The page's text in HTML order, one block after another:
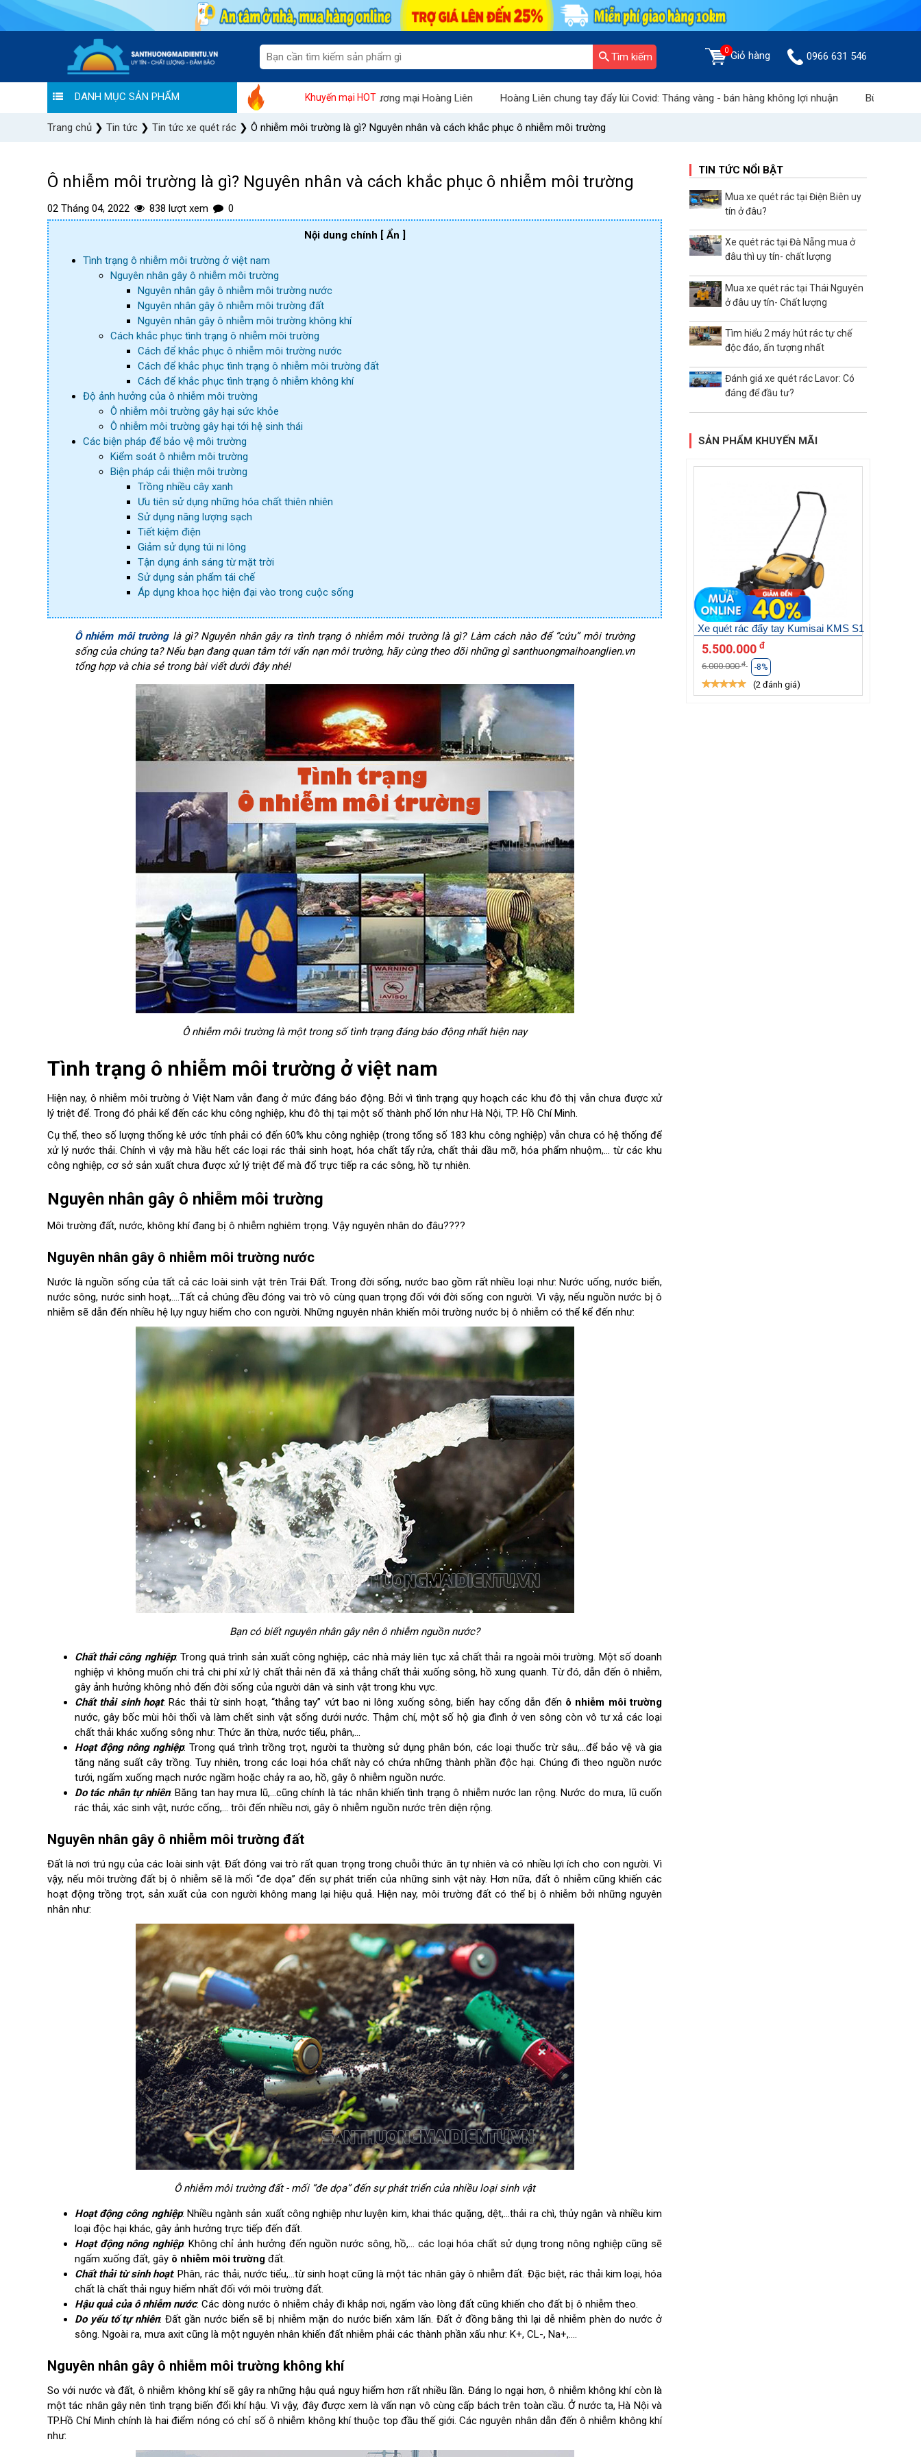
Tìm kiếm 0 Giỏ hàng 0966 631 546
DANH MỤC SẢN PHẨM Khuyến mại HOT
"Sale thương hiệu - Ưu đãi tiền triệu" tại Sàn thương mại Hoàng Liên Hoàng Liên chung tay đẩy lùi Covid: Tháng vàng - bán hàng không lợi nhuận Bùng nổ ưu đãi: "Chào hè
Trang chủ ❯ Tin tức ❯ Tin tức xe quét rác ❯ Ô nhiễm môi trường là gì? Nguyên nhân và cách khắc phục ô nhiễm môi trường
Ô nhiễm môi trường là gì? Nguyên nhân và cách khắc phục ô nhiễm môi trường
02 Tháng 04, 2022 838 lượt xem 0
Nội dung chính [ Ẩn ]
Tình trạng ô nhiễm môi trường ở việt nam
Nguyên nhân gây ô nhiễm môi trường
Nguyên nhân gây ô nhiễm môi trường nước
Nguyên nhân gây ô nhiễm môi trường đất
Nguyên nhân gây ô nhiễm môi trường không khí
Cách khắc phục tình trạng ô nhiễm môi trường
Cách để khắc phục ô nhiễm môi trường nước
Cách để khắc phục tình trạng ô nhiễm môi trường đất
Cách để khắc phục tình trạng ô nhiễm không khí
Độ ảnh hưởng của ô nhiễm môi trường
Ô nhiễm môi trường gây hại sức khỏe
Ô nhiễm môi trường gây hại tới hệ sinh thái
Các biện pháp để bảo vệ môi trường
Kiểm soát ô nhiễm môi trường
Biện pháp cải thiện môi trường
Trồng nhiều cây xanh
Ưu tiên sử dụng những hóa chất thiên nhiên
Sử dụng năng lượng sạch
Tiết kiệm điện
Giảm sử dụng túi ni lông
Tận dụng ánh sáng từ mặt trời
Sử dụng sản phẩm tái chế
Áp dụng khoa học hiện đại vào trong cuộc sống
Ô nhiễm môi trườnglà gì? Nguyên nhân gây ra tình trạng ô nhiễm môi trường là gì? Làm cách nào để “cứu” môi trường
sống của chúng ta? Nếu bạn đang quan tâm tới vấn nạn môi trường, hãy cùng theo dõi những gì santhuongmaihoanglien.vn
tổng hợp và chia sẻ trong bài viết dưới đây nhé!
Ô nhiễm môi trường là một trong số tình trạng đáng báo động nhất hiện nay
Tình trạng ô nhiễm môi trường ở việt nam
Hiện nay, ô nhiễm môi trường ở Việt Nam vẫn đang ở mức đáng báo động. Bởi vì tình trạng quy hoạch các khu đô thị vẫn chưa được xử
lý triệt để. Trong đó phải kể đến các khu công nghiệp, khu đô thị tại một số thành phố lớn như Hà Nội, TP. Hồ Chí Minh.
Cụ thể, theo số lượng thống kê ước tính phải có đến 60% khu công nghiệp (trong tổng số 183 khu công nghiệp) vẫn chưa có hệ thống để
xử lý nước thải. Chính vì vậy mà hầu hết các loại rác thải sinh hoạt, hóa chất tẩy rửa, chất thải dầu mỡ, hóa phẩm nhuộm,… từ các khu
công nghiệp, cơ sở sản xuất chưa được xử lý triệt để mà đổ trực tiếp ra các sông, hồ tự nhiên.
Nguyên nhân gây ô nhiễm môi trường
Môi trường đất, nước, không khí đang bị ô nhiễm nghiêm trọng. Vậy nguyên nhân do đâu????
Nguyên nhân gây ô nhiễm môi trường nước
Nước là nguồn sống của tất cả các loài sinh vật trên Trái Đất. Trong đời sống, nước bao gồm rất nhiều loại như: Nước uống, nước biển,
nước sông, nước sinh hoạt,….Tất cả chúng đều đóng vai trò vô cùng quan trọng đối với đời sống con người. Vì vậy, nếu nguồn nước bị ô
nhiễm sẽ dẫn đến nhiều hệ lụy nguy hiểm cho con người. Những nguyên nhân khiến môi trường nước bị ô nhiễm có thể kể đến như:
Bạn có biết nguyên nhân gây nên ô nhiễm nguồn nước?
Chất thải công nghiệp: Trong quá trình sản xuất công nghiệp, các nhà máy liên tục xả chất thải ra ngoài môi trường. Một số doanh
nghiệp vì không muốn chi trả chi phí xử lý chất thải nên đã xả thẳng chất thải xuống sông, hồ xung quanh. Từ đó, dẫn đến ô nhiễm,
gây ảnh hưởng không nhỏ đến đời sống của người dân và sinh vật trong khu vực.
Chất thải sinh hoạt: Rác thải từ sinh hoạt, “thẳng tay” vứt bao ni lông xuống sông, biển hay cống dẫn đến ô nhiễm môi trường
nước, gây bốc mùi hôi thối và làm chết sinh vật sống dưới nước. Thậm chí, một số hộ gia đình ở ven sông còn vô tư xả các loại
chất thải khác xuống sông như: Thức ăn thừa, nước tiểu, phân,...
Hoạt động nông nghiệp: Trong quá trình trồng trọt, người ta thường sử dụng phân bón, các loại thuốc trừ sâu,…để bảo vệ và gia
tăng năng suất cây trồng. Tuy nhiên, trong các loại hóa chất này có chứa những thành phần độc hại. Chúng đi theo nguồn nước
tưới, ngấm xuống mạch nước ngầm hoặc chảy ra ao, hồ, gây ô nhiễm nguồn nước.
Do tác nhân tự nhiên: Băng tan hay mưa lũ,…cũng chính là tác nhân khiến tình trạng ô nhiễm nước lan rộng. Nước do mưa, lũ cuốn
rác thải, xác sinh vật, nước cống,… trôi đến nhiều nơi, gây ô nhiễm nguồn nước trên diện rộng.
Nguyên nhân gây ô nhiễm môi trường đất
Đất là nơi trú ngụ của các loài sinh vật. Đất đóng vai trò rất quan trọng trong chuỗi thức ăn tự nhiên và có nhiều lợi ích cho con người. Vì
vậy, nếu môi trường đất bị ô nhiễm sẽ là mối “đe dọa” đến sự phát triển của những sinh vật này. Hơn nữa, đất ô nhiễm cũng khiến các
hoạt động trồng trọt, sản xuất của con người không mang lại hiệu quả. Hiện nay, môi trường đất có thể bị ô nhiễm bởi những nguyên
nhân như:
Ô nhiễm môi trường đất - mối “đe dọa” đến sự phát triển của nhiều loại sinh vật
Hoạt động công nghiệp: Nhiều ngành sản xuất công nghiệp như luyện kim, khai thác quặng, dệt,…thải ra chì, thủy ngân và nhiều kim
loại độc hại khác, gây ảnh hưởng trực tiếp đến đất.
Hoạt động nông nghiệp: Không chỉ ảnh hưởng đến nguồn nước sông, hồ,... các loại hóa chất sử dụng trong nông nghiệp cũng sẽ
ngấm xuống đất, gây ô nhiễm môi trường đất.
Chất thải từ sinh hoạt: Phân, rác thải, nước tiểu,…từ sinh hoạt cũng là một tác nhân gây ô nhiễm đất. Đặc biệt, rác thải kim loại, hóa
chất là chất thải nguy hiểm nhất đối với môi trường đất.
Hậu quả của ô nhiễm nước: Các dòng nước ô nhiễm chảy đi khắp nơi, ngấm vào lòng đất cũng khiến cho đất bị ô nhiễm theo.
Do yếu tố tự nhiên: Đất gần nước biển sẽ bị nhiễm mặn do nước biển xâm lấn. Đất ở đồng bằng thì lại dễ nhiễm phèn do nước ở
sông. Ngoài ra, mưa axit cũng là một nguyên nhân khiến đất nhiễm phải các thành phần xấu như: K+, CL-, Na+,….
Nguyên nhân gây ô nhiễm môi trường không khí
So với nước và đất, ô nhiễm không khí sẽ gây ra những hậu quả nguy hiểm hơn rất nhiều lần. Đáng lo ngại hơn, ô nhiễm không khí còn là
một tác nhân gây nên tình trạng biến đổi khí hậu. Vì vậy, đây được xem là vấn nạn vô cùng cấp bách trên toàn cầu. Ở nước ta, Hà Nội và
TP.Hồ Chí Minh chính là hai điểm nóng có chỉ số ô nhiễm không khí thuộc top đầu thế giới. Các nguyên nhân dẫn đến ô nhiễm không khí
như:
TIN TỨC NỔI BẬT
Mua xe quét rác tại Điện Biên uy
tín ở đâu?
Xe quét rác tại Đà Nẵng mua ở
đâu thì uy tín- chất lượng
Mua xe quét rác tại Thái Nguyên
ở đâu uy tín- Chất lượng
Tìm hiểu 2 máy hút rác tự chế
độc đáo, ấn tượng nhất
Đánh giá xe quét rác Lavor: Có
đáng để đầu tư?
SẢN PHẨM KHUYẾN MÃI
Xe quét rác đẩy tay Kumisai KMS S1
5.500.000 đ
6.000.000đ -8%
(2 đánh giá)